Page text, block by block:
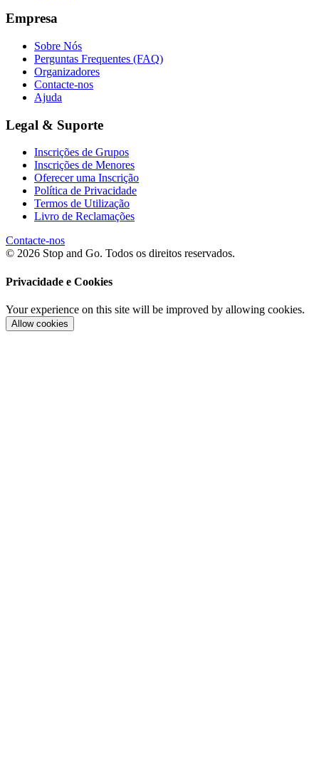
Empresa
Sobre Nós
Perguntas Frequentes (FAQ)
Organizadores
Contacte-nos
Ajuda
Legal & Suporte
Inscrições de Grupos
Inscrições de Menores
Oferecer uma Inscrição
Política de Privacidade
Termos de Utilização
Livro de Reclamações
Contacte-nos
© 2026 Stop and Go. Todos os direitos reservados.
Privacidade e Cookies
Your experience on this site will be improved by allowing cookies.
Allow cookies